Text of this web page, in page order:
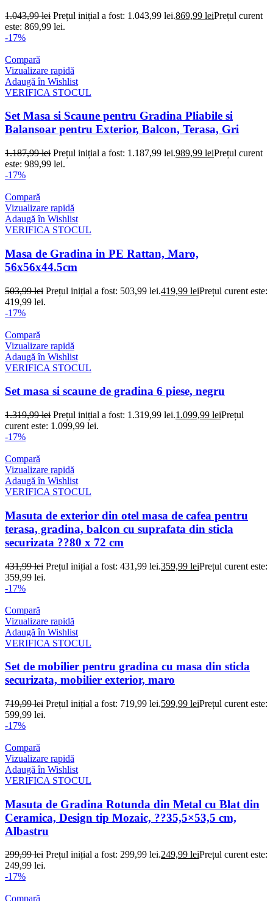
1.043,99lei Prețul inițial a fost: 1.043,99 lei.869,99 leiPrețul curent
este: 869,99 lei.
-17%
Compară
Vizualizare rapidă
Adaugă în Wishlist
VERIFICA STOCUL
Set Masa si Scaune pentru Gradina Pliabile si
Balansoar pentru Exterior, Balcon, Terasa, Gri
1.187,99lei Prețul inițial a fost: 1.187,99 lei.989,99 leiPrețul curent
este: 989,99 lei.
-17%
Compară
Vizualizare rapidă
Adaugă în Wishlist
VERIFICA STOCUL
Masa de Gradina in PE Rattan, Maro,
56x56x44.5cm
503,99lei Prețul inițial a fost: 503,99 lei.419,99 leiPrețul curent este:
419,99 lei.
-17%
Compară
Vizualizare rapidă
Adaugă în Wishlist
VERIFICA STOCUL
Set masa si scaune de gradina 6 piese, negru
1.319,99lei Prețul inițial a fost: 1.319,99 lei.1.099,99 leiPrețul
curent este: 1.099,99 lei.
-17%
Compară
Vizualizare rapidă
Adaugă în Wishlist
VERIFICA STOCUL
Masuta de exterior din otel masa de cafea pentru
terasa, gradina, balcon cu suprafata din sticla
securizata ??80 x 72 cm
431,99lei Prețul inițial a fost: 431,99 lei.359,99 leiPrețul curent este:
359,99 lei.
-17%
Compară
Vizualizare rapidă
Adaugă în Wishlist
VERIFICA STOCUL
Set de mobilier pentru gradina cu masa din sticla
securizata, mobilier exterior, maro
719,99lei Prețul inițial a fost: 719,99 lei.599,99 leiPrețul curent este:
599,99 lei.
-17%
Compară
Vizualizare rapidă
Adaugă în Wishlist
VERIFICA STOCUL
Masuta de Gradina Rotunda din Metal cu Blat din
Ceramica, Design tip Mozaic, ??35,5×53,5 cm,
Albastru
299,99lei Prețul inițial a fost: 299,99 lei.249,99 leiPrețul curent este:
249,99 lei.
-17%
Compară